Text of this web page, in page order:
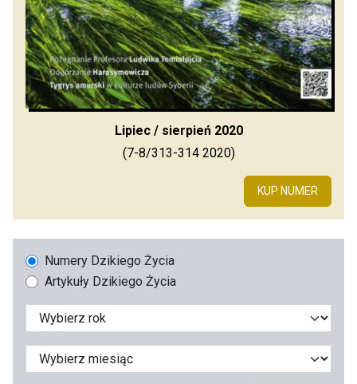
Lipiec / sierpień 2020
(7-8/313-314 2020)
KUP NUMER
Numery Dzikiego Życia
Artykuły Dzikiego Życia